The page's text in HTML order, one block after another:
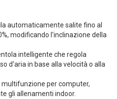
automaticamente salite fino al
modificando l'inclinazione della
intelligente che regola
d'aria in base alla velocità o alla
multifunzione per computer,
gli allenamenti indoor.